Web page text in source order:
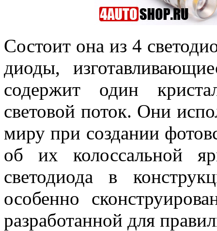
Состоит она из 4
диоды,
содержит один
световой поток. Они
миру при создании
об их колоссальной
светодиода в
особенно
разработанной для